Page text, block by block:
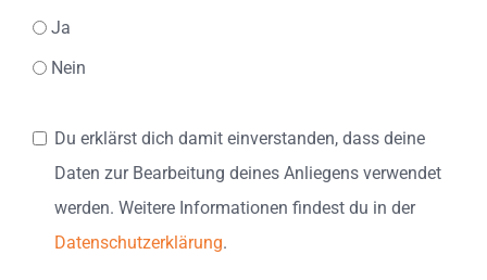
Ja
Nein
Du erklärst dich damit einverstanden, dass deine
Daten zur Bearbeitung deines Anliegens verwendet
werden. Weitere Informationen findest du in der
Datenschutzerklärung.